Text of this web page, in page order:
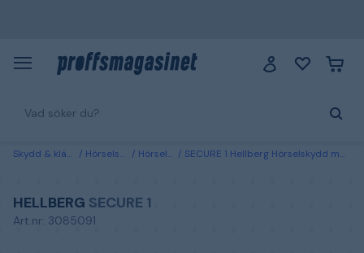
Skydd & kläder Hörselskydd Hörselkåpor SECURE 1 Hellberg Hörselskydd med hjässbygel, hopfällbart
HELLBERG SECURE 1
Art.nr: 3085091